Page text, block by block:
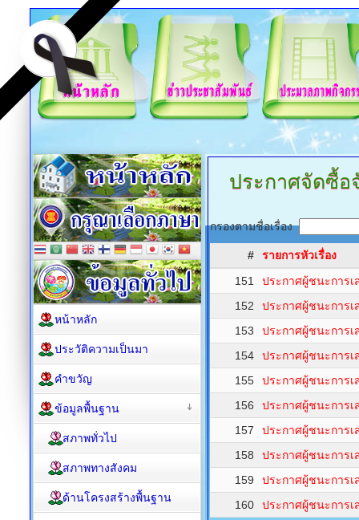
ประกาศจัดซื้อ
กรองตามชื่อเรื่อง
#
รายการหัวเรื่อง
151
ประกาศผู้ชนะการ
152
ประกาศผู้ชนะการ
153
ประกาศผู้ชนะการ
154
ประกาศผู้ชนะการ
155
ประกาศผู้ชนะการ
156
ประกาศผู้ชนะการ
157
ประกาศผู้ชนะการ
158
ประกาศผู้ชนะการ
159
ประกาศผู้ชนะการ
160
ประกาศผู้ชนะการ
หน้าหลัก
ประวัติความเป็นมา
คำขวัญ
ข้อมูลพื้นฐาน
สภาพทั่วไป
สภาพทางสังคม
ด้านโครงสร้างพื้นฐาน